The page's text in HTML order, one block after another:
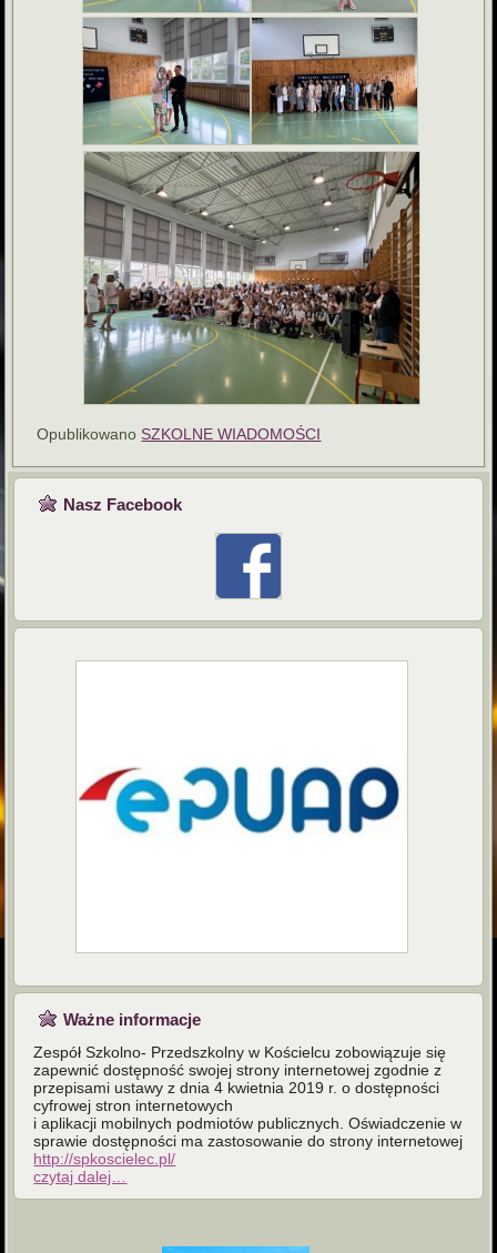
Opublikowano SZKOLNE WIADOMOŚCI
Nasz Facebook
Ważne informacje
Zespół Szkolno- Przedszkolny w Kościelcu zobowiązuje się
zapewnić dostępność swojej strony internetowej zgodnie z
przepisami ustawy z dnia 4 kwietnia 2019 r. o dostępności
cyfrowej stron internetowych
i aplikacji mobilnych podmiotów publicznych. Oświadczenie w
sprawie dostępności ma zastosowanie do strony internetowej
http://spkoscielec.pl/
czytaj dalej…